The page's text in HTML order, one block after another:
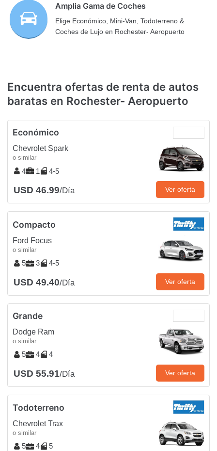
Amplia Gama de Coches
Elige Económico, Mini-Van, Todoterreno &
Coches de Lujo en Rochester- Aeropuerto
Encuentra ofertas de renta de autos
baratas en Rochester- Aeropuerto
Económico
Chevrolet Spark
o similar
4 1 4-5
USD 46.99/Día Ver oferta
Compacto
Ford Focus
o similar
5 3 4-5
USD 49.40/Día Ver oferta
Grande
Dodge Ram
o similar
5 4 4
USD 55.91/Día Ver oferta
Todoterreno
Chevrolet Trax
o similar
5 4 5